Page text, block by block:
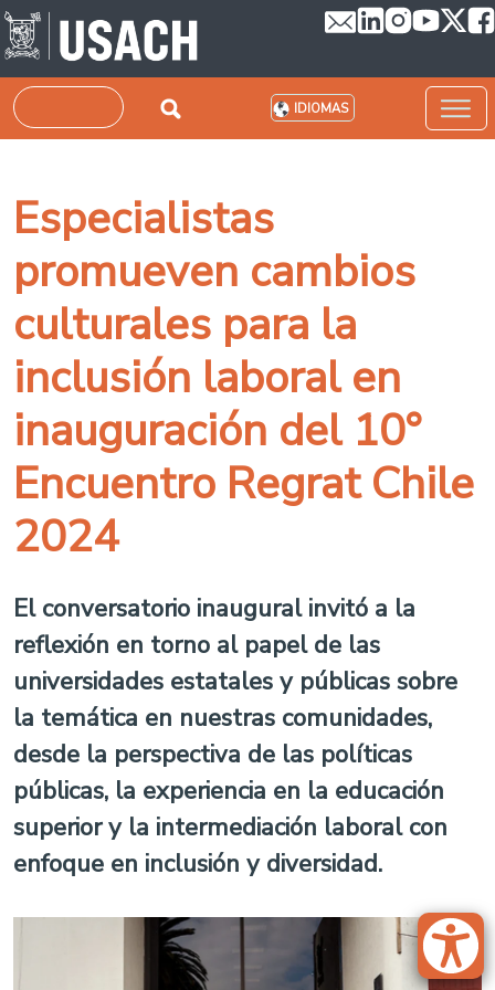
Pasar al contenido principal
Buscar IDIOMAS
Especialistas
promueven cambios
culturales para la
inclusión laboral en
inauguración del 10°
Encuentro Regrat Chile
2024
El conversatorio inaugural invitó a la
reflexión en torno al papel de las
universidades estatales y públicas sobre
la temática en nuestras comunidades,
desde la perspectiva de las políticas
públicas, la experiencia en la educación
superior y la intermediación laboral con
enfoque en inclusión y diversidad.